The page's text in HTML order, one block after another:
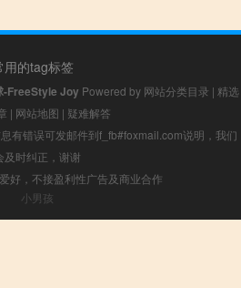
用的tag标签
-FreeStyle Joy Powered by 网站分类目录 | 精选
| 网站地图 | 疑难解答
有错误可发邮件到f_fb#foxmail.com说明，我们
及时纠正，谢谢
好，不接盈利性广告及商业合作
小男孩